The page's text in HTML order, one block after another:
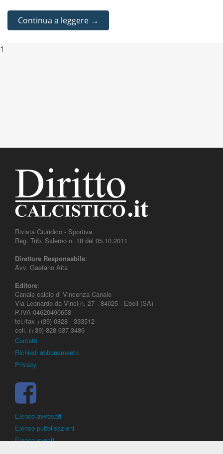
Continua a leggere →
1
Rivista Giuridico - Sportiva
Reg. Trib. Salerno n. 18 del 05.10.2011
Direttore Responsabile:
Avv. Gaetano Aita
Editore:
Canale calcio di Vincenza Canale
Via Leonardo da Vinci n. 27 - 84025 - Eboli (SA)
P.IVA 04620490658
tel./fax +(39) 0828 - 333512
cell. (+39) 328 637 3486
Contatti
Richiedi abbonamento
Privacy
Elenco avvocati
Elenco pubblicazioni
Elenco eventi